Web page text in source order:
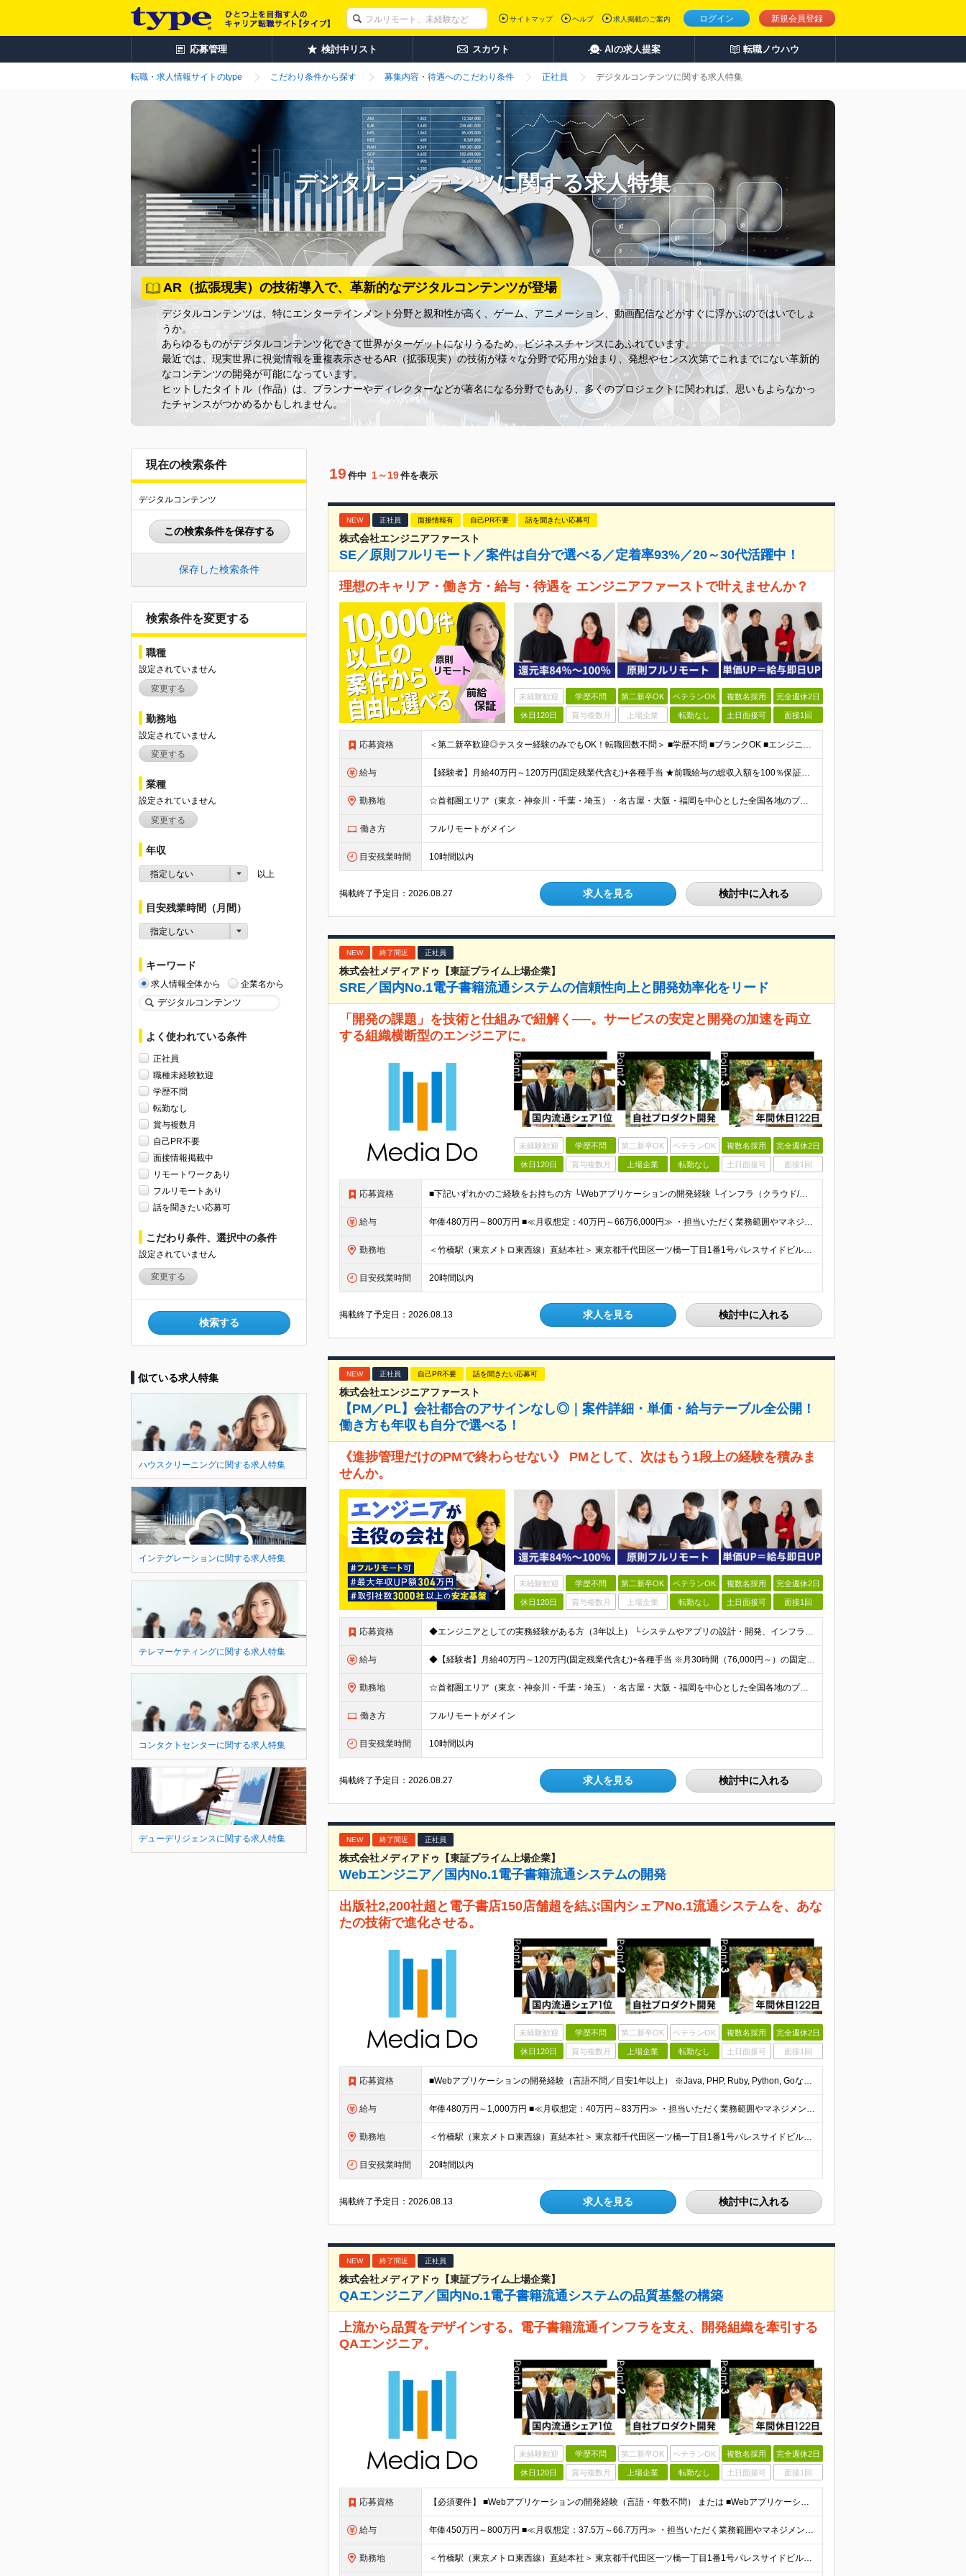
ログイン 新規会員登録
サイトマップ ヘルプ 求人掲載のご案内
応募管理 検討中リスト スカウト AIの求人提案 転職ノウハウ
転職・求人情報サイトのtype こだわり条件から探す 募集内容・待遇へのこだわり条件 正社員 デジタルコンテンツに関する求人特集
デジタルコンテンツに関する求人特集
AR（拡張現実）の技術導入で、革新的なデジタルコンテンツが登場
デジタルコンテンツは、特にエンターテインメント分野と親和性が高く、ゲーム、アニメーション、動画配信などがすぐに浮かぶのではいでしょ
うか。
あらゆるものがデジタルコンテンツ化できて世界がターゲットになりうるため、ビジネスチャンスにあふれています。
最近では、現実世界に視覚情報を重複表示させるAR（拡張現実）の技術が様々な分野で応用が始まり、発想やセンス次第でこれまでにない革新的
なコンテンツの開発が可能になっています。
ヒットしたタイトル（作品）は、プランナーやディレクターなどが著名になる分野でもあり、多くのプロジェクトに関われば、思いもよらなかっ
たチャンスがつかめるかもしれません。
現在の検索条件
デジタルコンテンツ
この検索条件を保存する
保存した検索条件
検索条件を変更する
職種
設定されていません
変更する
勤務地
設定されていません
変更する
業種
設定されていません
変更する
年収
指定しない 以上
目安残業時間（月間）
指定しない
キーワード
求人情報全体から 企業名から
よく使われている条件
正社員
職種未経験歓迎
学歴不問
転勤なし
賞与複数月
自己PR不要
面接情報掲載中
リモートワークあり
フルリモートあり
話を聞きたい応募可
こだわり条件、選択中の条件
設定されていません
変更する
検索する
似ている求人特集
ハウスクリーニングに関する求人特集
インテグレーションに関する求人特集
テレマーケティングに関する求人特集
コンタクトセンターに関する求人特集
デューデリジェンスに関する求人特集
19 件中 1～19件を表示
NEW 正社員 面接情報有 自己PR不要 話を聞きたい応募可
株式会社エンジニアファースト
SE／原則フルリモート／案件は自分で選べる／定着率93%／20～30代活躍中！
理想のキャリア・働き方・給与・待遇を エンジニアファーストで叶えませんか？
未経験歓迎 学歴不問 第二新卒OK ベテランOK 複数名採用 完全週休2日
休日120日 賞与複数月 上場企業 転勤なし 土日面接可 面接1回
応募資格 ＜第二新卒歓迎◎テスター経験のみでもOK！転職回数不問＞ ■学歴不問 ■ブランクOK ■エンジニアとしての実務経験が1年以上ある方 └開発、インフラ、工程、言語は一切不問！ ※未経験も若干名募集して
給与 【経験者】月給40万円～120万円(固定残業代含む)+各種手当 ★前職給与の総収入額を100％保証｜還元率84％〜100％ ★20代の平均年収570万円 ※月給には、みなし残業手当(月30時間／5万
勤務地 ☆首都圏エリア（東京・神奈川・千葉・埼玉）・名古屋・大阪・福岡を中心とした全国各地のプロジェクト先に参画いただきます。 ※希望をヒアリングした上で決定します ☆全国各地からフルリモートOK 【本社】
働き方 フルリモートがメイン
目安残業時間 10時間以内
掲載終了予定日：2026.08.27 求人を見る 検討中に入れる
NEW 終了間近 正社員
株式会社メディアドゥ【東証プライム上場企業】
SRE／国内No.1電子書籍流通システムの信頼性向上と開発効率化をリード
「開発の課題」を技術と仕組みで紐解く──。サービスの安定と開発の加速を両立
する組織横断型のエンジニアに。
未経験歓迎 学歴不問 第二新卒OK ベテランOK 複数名採用 完全週休2日
休日120日 賞与複数月 上場企業 転勤なし 土日面接可 面接1回
応募資格 ■下記いずれかのご経験をお持ちの方 └Webアプリケーションの開発経験 └インフラ（クラウド/オンプレ不問）構築・運用経験 ■学歴不問 □SRE未経験の方も歓迎 「開発経験を活かしインフラも学びたい
給与 年俸480万円～800万円 ■≪月収想定：40万円～66万6,000円≫ ・担当いただく業務範囲やマネジメントの有無など、役割に応じて決定します ・年俸額を12分割し、毎月支給します ・試用期間3カ
勤務地 ＜竹橋駅（東京メトロ東西線）直結本社＞ 東京都千代田区一ツ橋一丁目1番1号パレスサイドビル5F・8F （変更の範囲）上記を除く当社関連勤務地
目安残業時間 20時間以内
掲載終了予定日：2026.08.13 求人を見る 検討中に入れる
NEW 正社員 自己PR不要 話を聞きたい応募可
株式会社エンジニアファースト
【PM／PL】会社都合のアサインなし◎｜案件詳細・単価・給与テーブル全公開！
働き方も年収も自分で選べる！
《進捗管理だけのPMで終わらせない》 PMとして、次はもう1段上の経験を積みま
せんか。
未経験歓迎 学歴不問 第二新卒OK ベテランOK 複数名採用 完全週休2日
休日120日 賞与複数月 上場企業 転勤なし 土日面接可 面接1回
応募資格 ◆エンジニアとしての実務経験がある方（3年以上） └システムやアプリの設計・開発、インフラ設計・構築の経験のある方を想定 ◆マネジメント経験は不問 ◆学歴不問／ブランクOK 【こんな方も歓迎です！】
給与 ◆【経験者】月給40万円～120万円(固定残業代含む)+各種手当 ※月30時間（76,000円～）の固定残業代を含みます。 ※上記を超える時間外労働分は追加で支給。 ※6ヶ月の試用期間あり（条件に変動
勤務地 ☆首都圏エリア（東京・神奈川・千葉・埼玉）・名古屋・大阪・福岡を中心とした全国各地のプロジェクト先に参画いただきます。 ※希望をヒアリングした上で決定します ☆全国各地からフルリモートOK 【本社】
働き方 フルリモートがメイン
目安残業時間 10時間以内
掲載終了予定日：2026.08.27 求人を見る 検討中に入れる
NEW 終了間近 正社員
株式会社メディアドゥ【東証プライム上場企業】
Webエンジニア／国内No.1電子書籍流通システムの開発
出版社2,200社超と電子書店150店舗超を結ぶ国内シェアNo.1流通システムを、あな
たの技術で進化させる。
未経験歓迎 学歴不問 第二新卒OK ベテランOK 複数名採用 完全週休2日
休日120日 賞与複数月 上場企業 転勤なし 土日面接可 面接1回
応募資格 ■Webアプリケーションの開発経験（言語不問／目安1年以上） ※Java, PHP, Ruby, Python, Goなど、いずれかの言語でWEB開発経験があればOKです。 ■学歴不問 □複数名採用
給与 年俸480万円～1,000万円 ■≪月収想定：40万円～83万円≫ ・担当いただく業務範囲やマネジメントの有無など、役割に応じて決定します ・年俸額を12分割し、毎月支給します ・試用期間3カ月あり
勤務地 ＜竹橋駅（東京メトロ東西線）直結本社＞ 東京都千代田区一ツ橋一丁目1番1号パレスサイドビル5F・8F （変更の範囲）上記を除く当社関連勤務地
目安残業時間 20時間以内
掲載終了予定日：2026.08.13 求人を見る 検討中に入れる
NEW 終了間近 正社員
株式会社メディアドゥ【東証プライム上場企業】
QAエンジニア／国内No.1電子書籍流通システムの品質基盤の構築
上流から品質をデザインする。電子書籍流通インフラを支え、開発組織を牽引する
QAエンジニア。
未経験歓迎 学歴不問 第二新卒OK ベテランOK 複数名採用 完全週休2日
休日120日 賞与複数月 上場企業 転勤なし 土日面接可 面接1回
応募資格 【必須要件】 ■Webアプリケーションの開発経験（言語・年数不問） または ■Webアプリケーションやビジネスアプリケーションのテスト実務経験（５年以上） ※学歴不問 【こんな方にピッタリです】 ◎
給与 年俸450万円～800万円 ■≪月収想定：37.5万～66.7万円≫ ・担当いただく業務範囲やマネジメントの有無など、役割に応じて決定します ・年俸額を12分割し、毎月支給します ・試用期間3カ月あ
勤務地 ＜竹橋駅（東京メトロ東西線）直結本社＞ 東京都千代田区一ツ橋一丁目1番1号パレスサイドビル5F・8F （変更の範囲）上記を除く当社関連勤務地